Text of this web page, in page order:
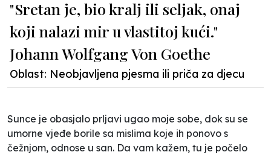
"Sretan je, bio kralj ili seljak, onaj
koji nalazi mir u vlastitoj kući."
Johann Wolfgang Von Goethe
Oblast: Neobjavljena pjesma ili priča za djecu
Sunce je obasjalo prljavi ugao moje sobe, dok su se
umorne vjeđe borile sa mislima koje ih ponovo s
čežnjom, odnose u san. Da vam kažem, tu je počelo